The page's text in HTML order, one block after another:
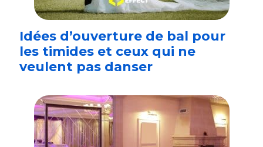
Idées d’ouverture de bal pour
les timides et ceux qui ne
veulent pas danser